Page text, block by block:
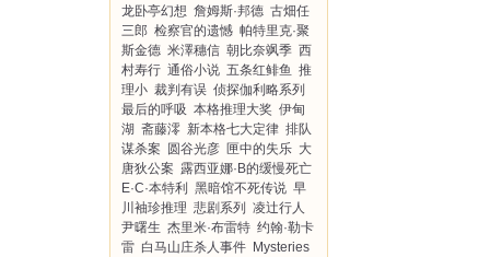
龙卧亭幻想 詹姆斯·邦德 古畑任
三郎 检察官的遗憾 帕特里克·聚
斯金德 米澤穗信 朝比奈飒季 西
村寿行 通俗小说 五条红鲱鱼 推
理小 裁判有误 侦探伽利略系列
最后的呼吸 本格推理大奖 伊甸
湖 斋藤澪 新本格七大定律 排队
谋杀案
圆谷光彦 匣中的失乐 大
唐狄公案 露西亚娜·B的缓慢死亡
E·C·本特利
黑暗馆不死传说 早
川袖珍推理 悲剧系列
凌辻行人
尹曙生 杰里米·布雷特 约翰·勒卡
雷 白马山庄杀人事件 Mysteries